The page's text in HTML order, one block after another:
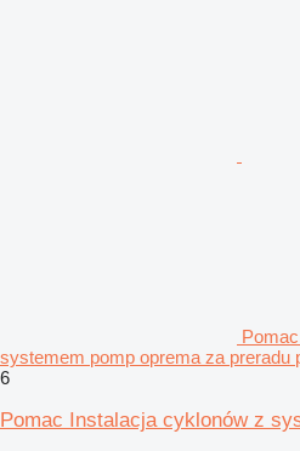
systemem pomp oprema za preradu
6
Pomac Instalacja cyklonów z